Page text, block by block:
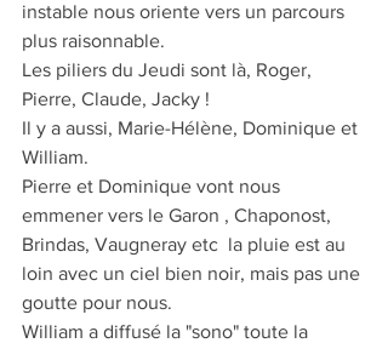
instable nous oriente vers un parcours
plus raisonnable.
Les piliers du Jeudi sont là, Roger,
Pierre, Claude, Jacky !
Il y a aussi, Marie-Hélène, Dominique et
William.
Pierre et Dominique vont nous
emmener vers le Garon , Chaponost,
Brindas, Vaugneray etc  la pluie est au
loin avec un ciel bien noir, mais pas une
goutte pour nous.
William a diffusé la "sono" toute la